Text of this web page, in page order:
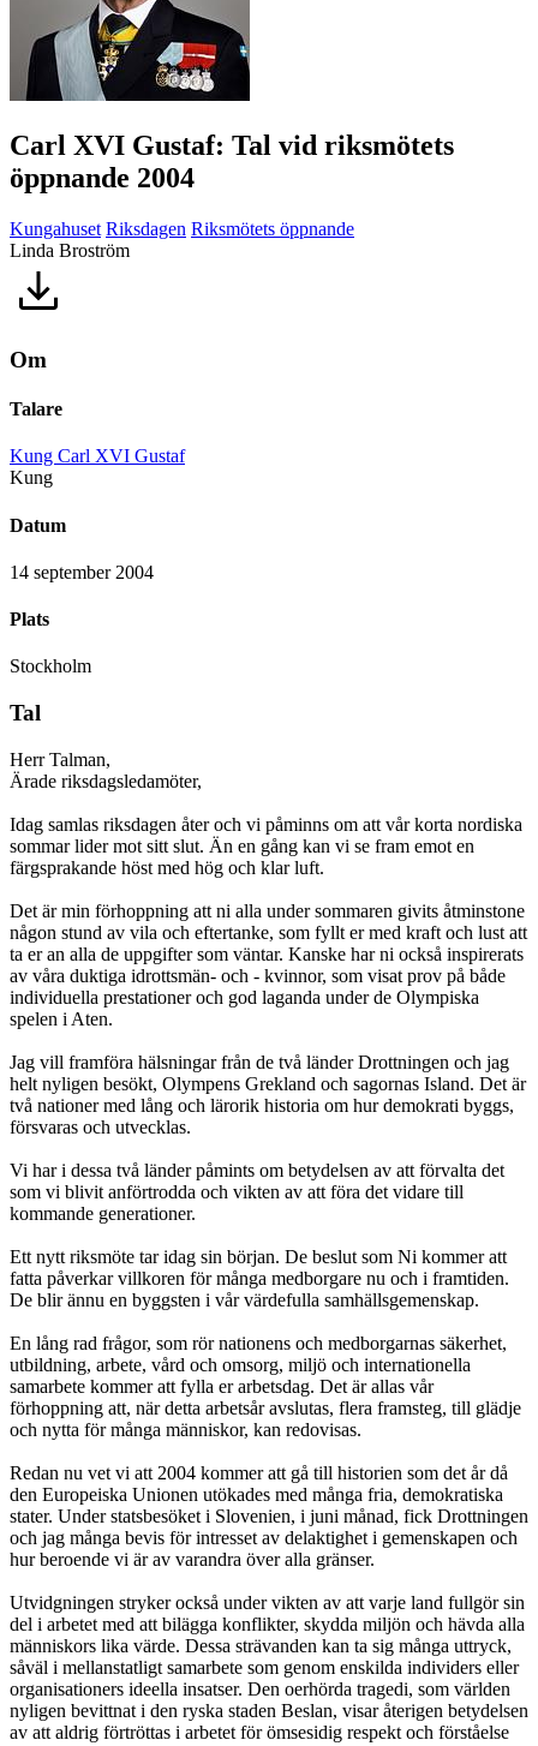
Carl XVI Gustaf: Tal vid riksmötets
öppnande 2004
Kungahuset Riksdagen Riksmötets öppnande
Linda Broström
Om
Talare
Kung Carl XVI Gustaf
Kung
Datum
14 september 2004
Plats
Stockholm
Tal
Herr Talman,
Ärade riksdagsledamöter,
Idag samlas riksdagen åter och vi påminns om att vår korta nordiska
sommar lider mot sitt slut. Än en gång kan vi se fram emot en
färgsprakande höst med hög och klar luft.
Det är min förhoppning att ni alla under sommaren givits åtminstone
någon stund av vila och eftertanke, som fyllt er med kraft och lust att
ta er an alla de uppgifter som väntar. Kanske har ni också inspirerats
av våra duktiga idrottsmän- och - kvinnor, som visat prov på både
individuella prestationer och god laganda under de Olympiska
spelen i Aten.
Jag vill framföra hälsningar från de två länder Drottningen och jag
helt nyligen besökt, Olympens Grekland och sagornas Island. Det är
två nationer med lång och lärorik historia om hur demokrati byggs,
försvaras och utvecklas.
Vi har i dessa två länder påmints om betydelsen av att förvalta det
som vi blivit anförtrodda och vikten av att föra det vidare till
kommande generationer.
Ett nytt riksmöte tar idag sin början. De beslut som Ni kommer att
fatta påverkar villkoren för många medborgare nu och i framtiden.
De blir ännu en byggsten i vår värdefulla samhällsgemenskap.
En lång rad frågor, som rör nationens och medborgarnas säkerhet,
utbildning, arbete, vård och omsorg, miljö och internationella
samarbete kommer att fylla er arbetsdag. Det är allas vår
förhoppning att, när detta arbetsår avslutas, flera framsteg, till glädje
och nytta för många människor, kan redovisas.
Redan nu vet vi att 2004 kommer att gå till historien som det år då
den Europeiska Unionen utökades med många fria, demokratiska
stater. Under statsbesöket i Slovenien, i juni månad, fick Drottningen
och jag många bevis för intresset av delaktighet i gemenskapen och
hur beroende vi är av varandra över alla gränser.
Utvidgningen stryker också under vikten av att varje land fullgör sin
del i arbetet med att bilägga konflikter, skydda miljön och hävda alla
människors lika värde. Dessa strävanden kan ta sig många uttryck,
såväl i mellanstatligt samarbete som genom enskilda individers eller
organisationers ideella insatser. Den oerhörda tragedi, som världen
nyligen bevittnat i den ryska staden Beslan, visar återigen betydelsen
av att aldrig förtröttas i arbetet för ömsesidig respekt och förståelse